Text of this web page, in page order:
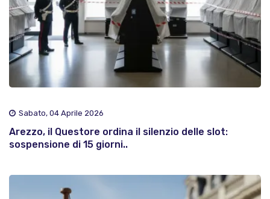
Sabato, 04 Aprile 2026
Arezzo, il Questore ordina il silenzio delle slot:
sospensione di 15 giorni..